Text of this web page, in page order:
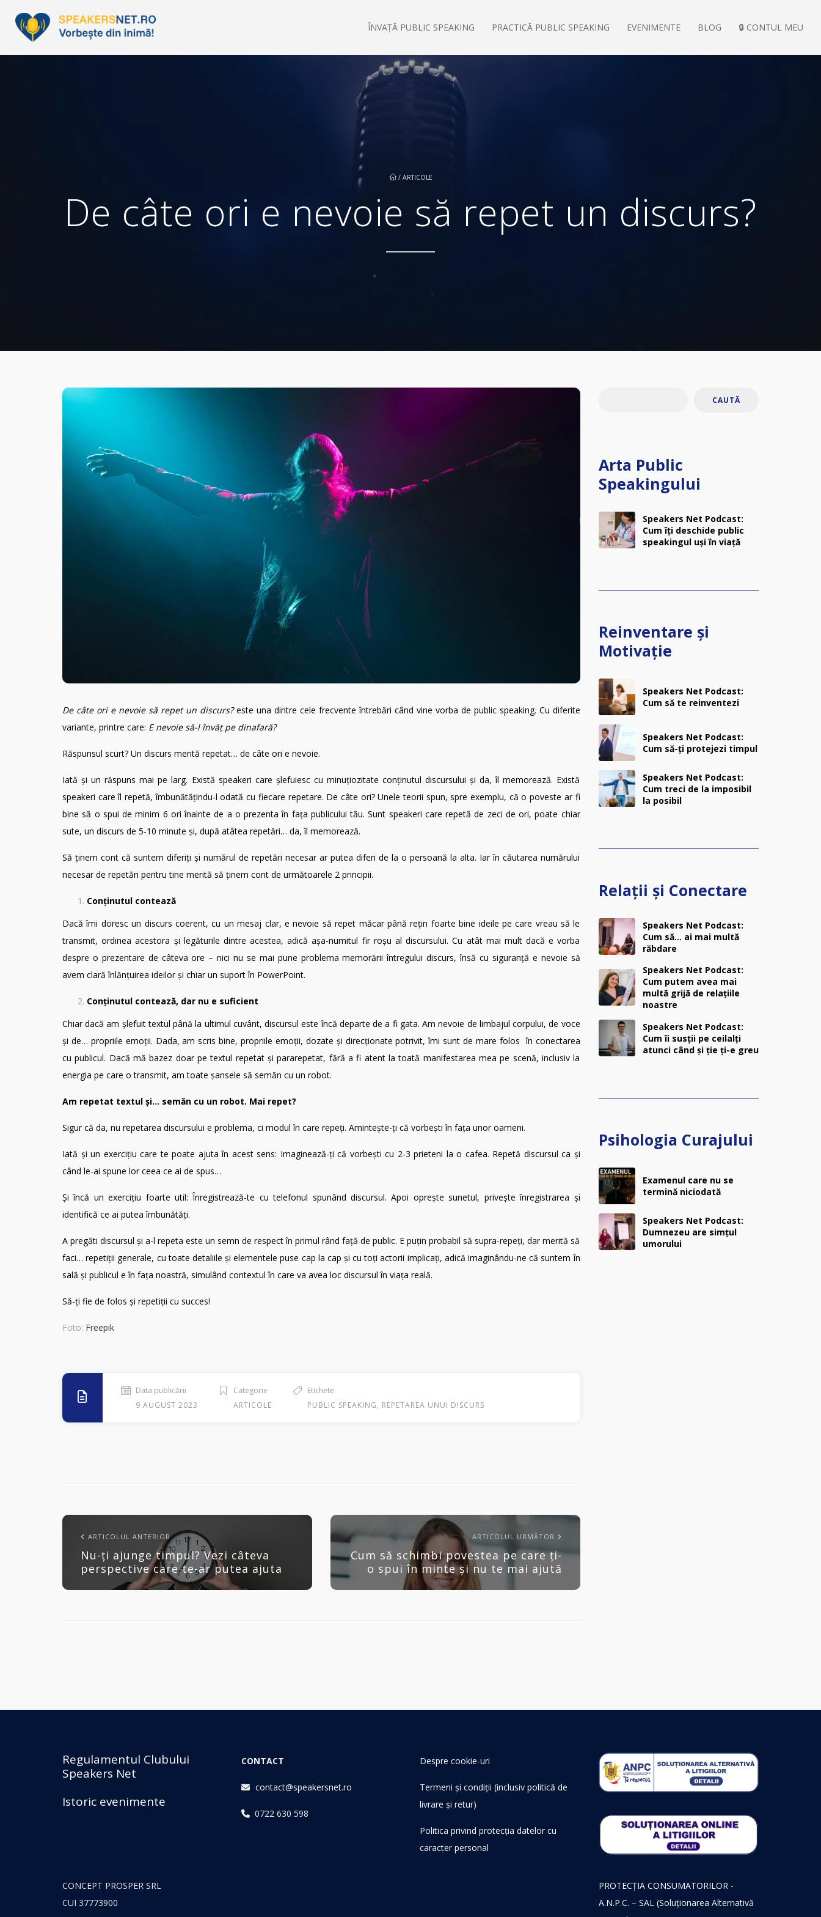
ÎNVAȚĂ PUBLIC SPEAKING PRACTICĂ PUBLIC SPEAKING EVENIMENTE BLOG 🔒 CONTUL MEU
/ ARTICOLE
De câte ori e nevoie să repet un discurs?
De câte ori e nevoie să repet un discurs?este una dintre cele frecvente întrebări când vine vorba de public speaking. Cu diferite
variante, printre care: E nevoie să-l învăț pe dinafară?
Răspunsul scurt? Un discurs merită repetat… de câte ori e nevoie.
Iată și un răspuns mai pe larg. Există speakeri care șlefuiesc cu minuțiozitate conținutul discursului și da, îl memorează. Există
speakeri care îl repetă, îmbunătățindu-l odată cu fiecare repetare. De câte ori? Unele teorii spun, spre exemplu, că o poveste ar fi
bine să o spui de minim 6 ori înainte de a o prezenta în fața publicului tău. Sunt speakeri care repetă de zeci de ori, poate chiar
sute, un discurs de 5-10 minute și, după atâtea repetări… da, îl memorează.
Să ținem cont că suntem diferiți și numărul de repetări necesar ar putea diferi de la o persoană la alta. Iar în căutarea numărului
necesar de repetări pentru tine merită să ținem cont de următoarele 2 principii.
Conținutul contează
Dacă îmi doresc un discurs coerent, cu un mesaj clar, e nevoie să repet măcar până rețin foarte bine ideile pe care vreau să le
transmit, ordinea acestora și legăturile dintre acestea, adică așa-numitul fir roșu al discursului. Cu atât mai mult dacă e vorba
despre o prezentare de câteva ore – nici nu se mai pune problema memorării întregului discurs, însă cu siguranță e nevoie să
avem clară înlănțuirea ideilor și chiar un suport în PowerPoint.
Conținutul contează, dar nu e suficient
Chiar dacă am șlefuit textul până la ultimul cuvânt, discursul este încă departe de a fi gata. Am nevoie de limbajul corpului, de voce
și de… propriile emoții. Dada, am scris bine, propriile emoții, dozate și direcționate potrivit, îmi sunt de mare folos în conectarea
cu publicul. Dacă mă bazez doar pe textul repetat și pararepetat, fără a fi atent la toată manifestarea mea pe scenă, inclusiv la
energia pe care o transmit, am toate șansele să semăn cu un robot.
Am repetat textul și… semăn cu un robot. Mai repet?
Sigur că da, nu repetarea discursului e problema, ci modul în care repeți. Amintește-ți că vorbești în fața unor oameni.
Iată și un exercițiu care te poate ajuta în acest sens: Imaginează-ți că vorbești cu 2-3 prieteni la o cafea. Repetă discursul ca și
când le-ai spune lor ceea ce ai de spus…
Și încă un exercițiu foarte util: Înregistrează-te cu telefonul spunând discursul. Apoi oprește sunetul, privește înregistrarea și
identifică ce ai putea îmbunătăți.
A pregăti discursul și a-l repeta este un semn de respect în primul rând față de public. E puțin probabil să supra-repeți, dar merită să
faci… repetiții generale, cu toate detaliile și elementele puse cap la cap și cu toți actorii implicați, adică imaginându-ne că suntem în
sală și publicul e în fața noastră, simulând contextul în care va avea loc discursul în viața reală.
Să-ți fie de folos și repetiții cu succes!
Foto: Freepik
Data publicării
9 AUGUST 2023
Categorie
ARTICOLE
Etichete
PUBLIC SPEAKING, REPETAREA UNUI DISCURS
ARTICOLUL ANTERIOR
Nu-ți ajunge timpul? Vezi câteva
perspective care te-ar putea ajuta
ARTICOLUL URMĂTOR
Cum să schimbi povestea pe care ți-
o spui în minte și nu te mai ajută
CAUTĂ
Arta Public
Speakingului
Speakers Net Podcast:
Cum îți deschide public
speakingul uși în viață
Reinventare și
Motivație
Speakers Net Podcast:
Cum să te reinventezi
Speakers Net Podcast:
Cum să-ți protejezi timpul
Speakers Net Podcast:
Cum treci de la imposibil
la posibil
Relații și Conectare
Speakers Net Podcast:
Cum să… ai mai multă
răbdare
Speakers Net Podcast:
Cum putem avea mai
multă grijă de relațiile
noastre
Speakers Net Podcast:
Cum îi susții pe ceilalți
atunci când și ție ți-e greu
Psihologia Curajului
Examenul care nu se
termină niciodată
Speakers Net Podcast:
Dumnezeu are simțul
umorului
Regulamentul Clubului
Speakers Net
Istoric evenimente
CONTACT
contact@speakersnet.ro
0722 630 598
Despre cookie-uri
Termeni și condiții (inclusiv politică de
livrare și retur)
Politica privind protecția datelor cu
caracter personal
CONCEPT PROSPER SRL
CUI 37773900
PROTECŢIA CONSUMATORILOR -
A.N.P.C. – SAL (Soluționarea Alternativă